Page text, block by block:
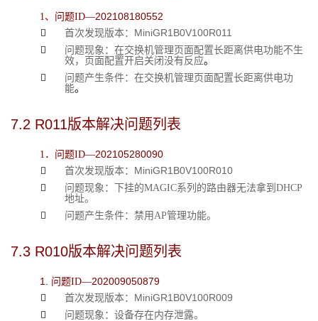
1、问题ID—202108180552
 首次发现版本： MiniGR1B0V100R011

问题现象：在交换机管理页面配置长距离供电功能不生
效，页面配置开启关闭没有反应。

问题产生条件：在交换机管理页面配置长距离供电功
能。
7.2 R011版本解决问题列表
1．问题ID—202105280090
 首次发现版本： MiniGR1B0V100R010

问题现象：下挂的MAGIC系列的路由器无法拿到DHCP
地址。

问题产生条件：禁用AP管理功能。
7.3 R010版本解决问题列表
1. 问题ID—202009050879
 首次发现版本： MiniGR1B0V100R009
 问题现象：设备存在内存泄露。